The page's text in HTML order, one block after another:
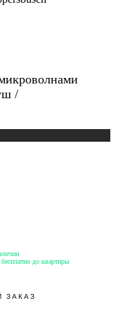
/
бесплатно до квартиры
ЗАКАЗ